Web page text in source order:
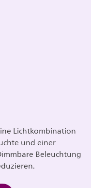
Lichtkombination
und einer
Beleuchtung